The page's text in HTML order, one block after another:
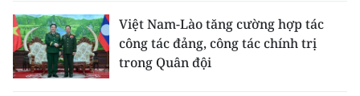
Việt Nam-Lào tăng cường hợp tác
công tác đảng, công tác chính trị
trong Quân đội